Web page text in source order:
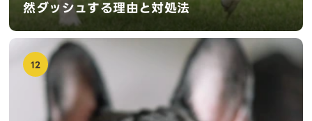
然ダッシュする理由と対処法
12